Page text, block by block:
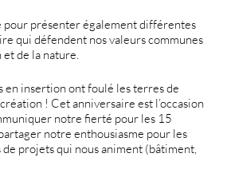
pour présenter également différentes
qui défendent nos valeurs communes
et de la nature.
en insertion ont foulé les terres de
! Cet anniversaire est l’occasion
notre fierté pour les 15
notre enthousiasme pour les
de projets qui nous animent (bâtiment,